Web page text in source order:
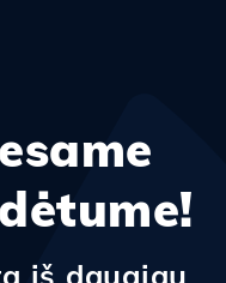
iš daugiau